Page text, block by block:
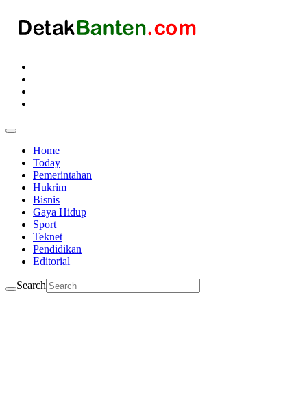
Home
Today
Pemerintahan
Hukrim
Bisnis
Gaya Hidup
Sport
Teknet
Pendidikan
Editorial
Search